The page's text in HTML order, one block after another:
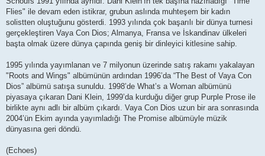
Flies" ile devam eden istikrar, grubun aslında muhteşem bir kadın
solistten oluştuğunu gösterdi. 1993 yılında çok başarılı bir dünya turnesi
gerçekleştiren Vaya Con Dios; Almanya, Fransa ve İskandinav ülkeleri
başta olmak üzere dünya çapında geniş bir dinleyici kitlesine sahip.
1995 yılında yayımlanan ve 7 milyonun üzerinde satış rakamı yakalayan
"Roots and Wings" albümünün ardından 1996’da “The Best of Vaya Con
Dios” albümü satışa sunuldu. 1998’de What’s a Woman albümünü
piyasaya çıkaran Dani Klein, 1999’da kurduğu diğer grup Purple Prose ile
birlikte aynı adlı bir albüm çıkardı. Vaya Con Dios uzun bir ara sonrasında
2004’ün Ekim ayında yayımladığı The Promise albümüyle müzik
dünyasına geri döndü.
(Echoes)